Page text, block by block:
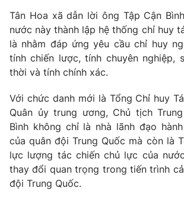
Hitech Công nghệ tương lai
Sản phẩm
Thị trường
Giao lưu trực tuyến
Lịch phát sóng
Chuyên mục khác
Emagazine Podcast
Photo Infographic
Tân Hoa xã dẫn lời ông Tập Cận
nước này thành lập hệ thống chỉ huy
là nhằm đáp ứng yêu cầu chỉ huy
tính chiến lược, tính chuyên nghiệp,
thời và tính chính xác.
Với chức danh mới là Tổng Chỉ huy
Quân ủy trung ương, Chủ tịch
Bình không chỉ là nhà lãnh đạo
của quân đội Trung Quốc mà còn là
lực lượng tác chiến chủ lực của
thay đổi quan trọng trong tiến trình
đội Trung Quốc.